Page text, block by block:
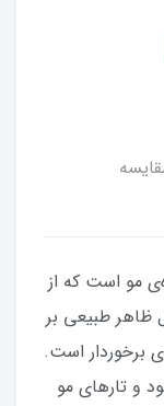
مو است که از
طبیعی بر
برخوردار است.
و تارهای مو